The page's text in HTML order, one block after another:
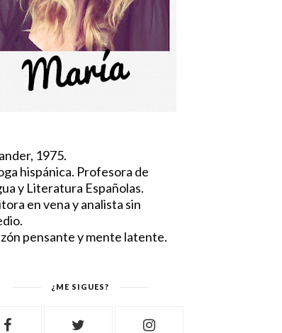
1975.
hispánica. Profesora de
y Literatura Españolas.
en vena y analista sin
pensante y mente latente.
¿ME SIGUES?